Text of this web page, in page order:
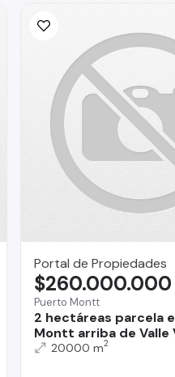
Portal de Propiedades
Puerto Montt
2 hectáreas parcela
Montt arriba de Valle
$260.000.000
20000 m2